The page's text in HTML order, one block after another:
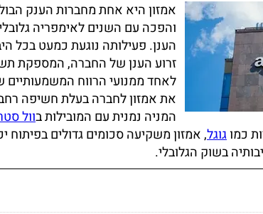
אמזון היא אחת מחברות הענק
והפכה עם השנים לאימפריה
הענן. פעילותה נוגעת כמעט בכל
זרוע הענן של החברה, המספקת
לאחד ממנועי הרווח המשמעותיים
את אמזון לחברה בעלת חשיפה
המניה נמנית עם המובילות בוול
כמוגוגל, אמזון משקיעה סכומים גדולים בפיתוח
בשוק הגלובלי.